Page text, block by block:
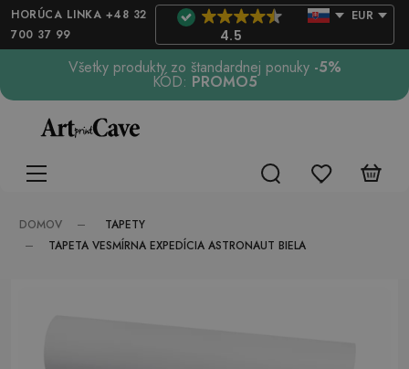
HORÚCA LINKA +48 32
700 37 99
4.5
EUR
Všetky produkty zo štandardnej ponuky -5%
KÓD: PROMO5
DOMOV
TAPETY
TAPETA VESMÍRNA EXPEDÍCIA ASTRONAUT BIELA